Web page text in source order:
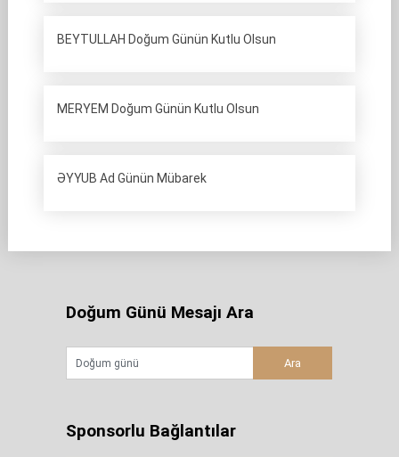
BEYTULLAH Doğum Günün Kutlu Olsun
MERYEM Doğum Günün Kutlu Olsun
ƏYYUB Ad Günün Mübarek
Doğum Günü Mesajı Ara
Sponsorlu Bağlantılar